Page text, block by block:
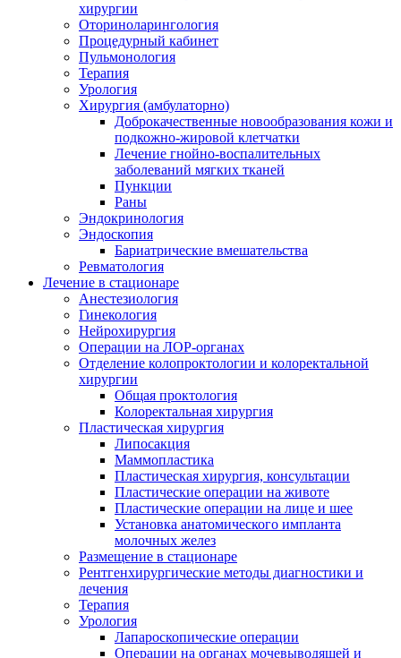
хирургии
Оториноларингология
Процедурный кабинет
Пульмонология
Терапия
Урология
Хирургия (амбулаторно)
Доброкачественные новообразования кожи и
подкожно-жировой клетчатки
Лечение гнойно-воспалительных
заболеваний мягких тканей
Пункции
Раны
Эндокринология
Эндоскопия
Бариатрические вмешательства
Ревматология
Лечение в стационаре
Анестезиология
Гинекология
Нейрохирургия
Операции на ЛОР-органах
Отделение колопроктологии и колоректальной
хирургии
Общая проктология
Колоректальная хирургия
Пластическая хирургия
Липосакция
Маммопластика
Пластическая хирургия, консультации
Пластические операции на животе
Пластические операции на лице и шее
Установка анатомического импланта
молочных желез
Размещение в стационаре
Рентгенхирургические методы диагностики и
лечения
Терапия
Урология
Лапароскопические операции
Операции на органах мочевыводящей и